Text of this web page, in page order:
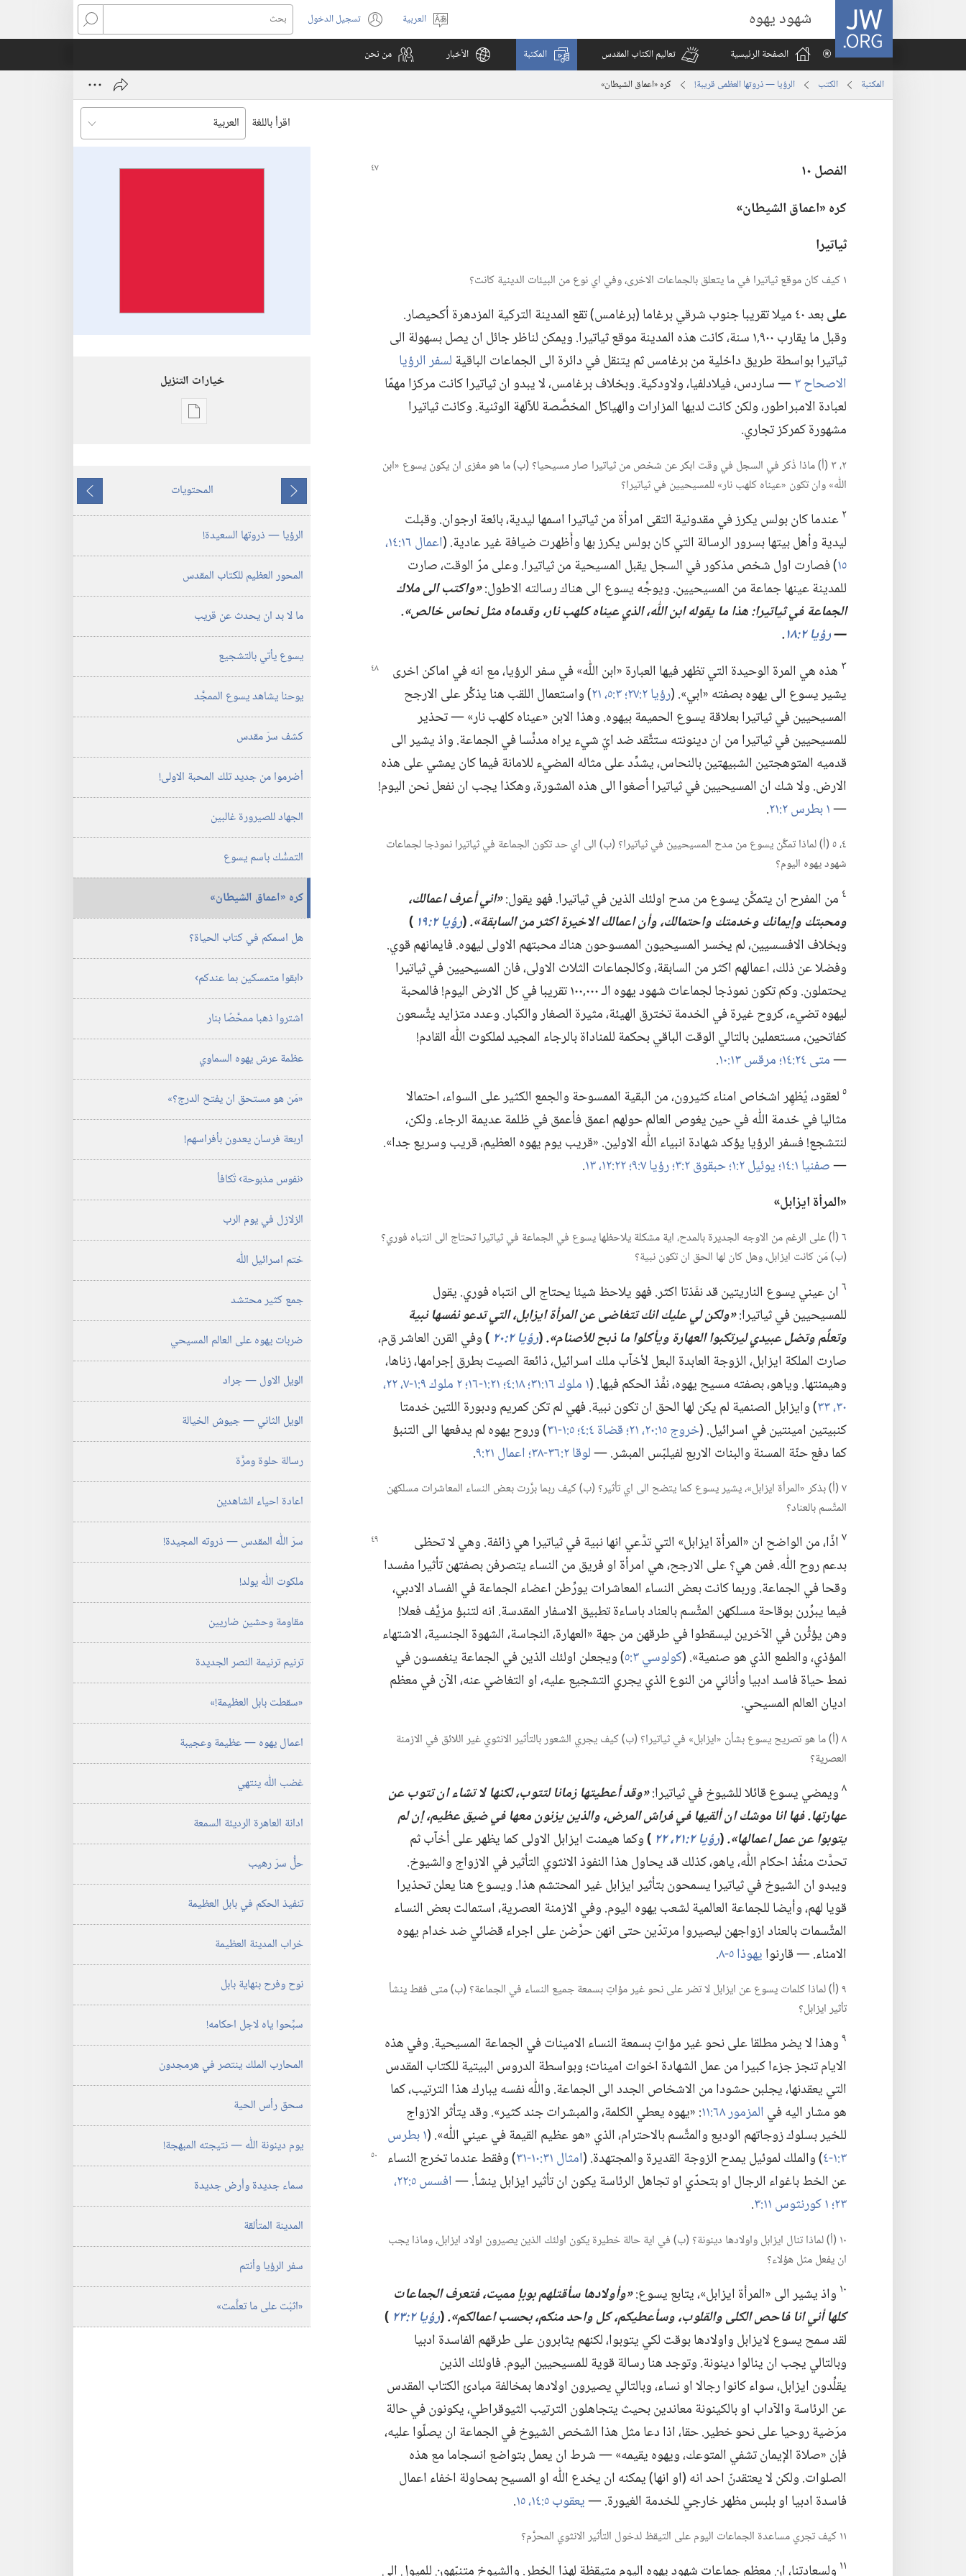
JW.ORG شهود يهوه
اختر
اللغة
العربية تسجيل الدخول
(يفتح
نافذة
بحث
الصفحة الرئيسية
تعاليم الكتاب المقدس المكتبة الأخبار من نحن
المكتبة الكتب الرؤيا — ذروتها العظمى قريبة! كره «اعماق الشيطان»‏
اقرأ باللغة
الفصل ١٠
كره «اعماق الشيطان»‏
ثياتيرا
١ كيف كان موقع ثياتيرا في ما يتعلق بالجماعات الاخرى،‏ وفي اي نوع من البيئات الدينية كانت؟‏
على
بعد ٤٠ ميلا تقريبا جنوب شرقي برغاما (‏برغامس)‏ تقع المدينة التركية المزدهرة أكحيصار.‏
وقبل ما يقارب ٩٠٠
‏,‏ ١ سنة،‏ كانت هذه المدينة موقع ثياتيرا.‏ ويمكن لناظر جائل ان يصل بسهولة الى
ثياتيرا بواسطة طريق داخلية من برغامس ثم يتنقل في دائرة الى الجماعات الباقيةلسفر الرؤيا
الاصحاح ٣ —‏ ساردس،‏ فيلادلفيا،‏ ولاودكية.‏ وبخلاف برغامس،‏ لا يبدو ان ثياتيرا كانت مركزا مهمّا
لعبادة الامبراطور،‏ ولكن كانت لديها المزارات والهياكل المخصَّصة للآلهة الوثنية.‏ وكانت ثياتيرا
مشهورة كمركز تجاري.‏
٢،‏ ٣ (‏أ)‏ ماذا ذُكر في السجل في وقت ابكر عن شخص من ثياتيرا صار مسيحيا؟‏ (‏ب)‏ ما هو مغزى ان يكون يسوع «ابن
اللّٰه» وان تكون «عيناه كلهب نار» للمسيحيين في ثياتيرا؟‏
٢عندما كان بولس يكرز في مقدونية التقى امرأة من ثياتيرا اسمها ليدية،‏ بائعة ارجوان.‏ وقبلت
ليدية وأهل بيتها بسرور الرسالة التي كان بولس يكرز بها وأَظهرت ضيافة غير عادية.‏ (‏
اعمال ١٦:‏​١٤،‏
١٥‏)‏ فصارت اول شخص مذكور في السجل يقبل المسيحية من ثياتيرا.‏ وعلى مرّ الوقت،‏ صارت
للمدينة عينها جماعة من المسيحيين.‏ ويوجِّه يسوع الى هناك رسالته الاطول:‏‏«واكتب الى ملاك
الجماعةفيثياتيرا:‏هذا ما يقوله ابن اللّٰه،‏ الذي عيناه كلهب نار،‏وقدماه مثل نحاس خالص».‏
—‏رؤيا ٢:‏١٨ ‏.‏
٣ هذه هي المرة الوحيدة التي تظهر فيها العبارة‏«ابن اللّٰه» في سفر الرؤيا،‏ مع انه في اماكن اخرى
يشير يسوع الى يهوه بصفته «ابي».‏ (‏رؤيا ٢:‏٢٧؛‏
‏)‏ واستعمال اللقب هنا يذكِّر على الارجح
المسيحيين في ثياتيرا بعلاقة يسوع الحميمة بيهوه.‏ وهذا الابن «عيناه كلهب نار» —‏ تحذير
للمسيحيين في ثياتيرا من ان دينونته ستتَّقد ضد ايّ شيء يراه مدنِّسا في الجماعة.‏ واذ يشير الى
قدميه المتوهجتين الشبيهتين بالنحاس،‏ يشدِّد على مثاله المضيء للامانة فيما كان يمشي على هذه
الارض.‏ ولا شك ان المسيحيين في ثياتيرا أصغوا الى هذه المشورة،‏ وهكذا يجب ان نفعل نحن اليوم!‏
—‏١ بطرس ٢:‏٢١ ‏.‏
٤،‏ ٥ (‏أ)‏ لماذا تمكَّن يسوع من مدح المسيحيين في ثياتيرا؟‏ (‏ب)‏ الى اي حد تكون الجماعة في ثياتيرا نموذجا لجماعات
شهود يهوه اليوم؟‏
٤ من المفرح ان يتمكَّن يسوع من مدح اولئك الذين في ثياتيرا.‏ فهو يقول:‏‏«اني أعرف اعمالك،‏
ومحبتك وإيمانك وخدمتك واحتمالك،‏ وأن اعمالك الاخيرة اكثر من السابقة».‏‏(‏رؤيا ٢:‏١٩
‏)‏
وبخلاف الافسسيين،‏ لم يخسر المسيحيون الممسوحون هناك محبتهم الاولى ليهوه.‏ فايمانهم قوي.‏
وفضلا عن ذلك،‏ اعمالهم اكثر من السابقة،‏ وكالجماعات الثلاث الاولى،‏ فان المسيحيين في ثياتيرا
يحتملون.‏ وكم تكون نموذجا لجماعات شهود يهوه الـ‍ ٠٠٠
‏,‏
١٠٠ تقريبا في كل الارض اليوم!‏ فالمحبة
ليهوه تضيء،‏ كروح غيرة في الخدمة تخترق الهيئة،‏ مثيرة الصغار والكبار.‏ وعدد متزايد يتَّسعون
كفاتحين،‏ مستعملين بالتالي الوقت الباقي بحكمة للمناداة بالرجاء المجيد لملكوت اللّٰه القادم!‏
—‏متى ٢٤:‏١٤؛‏ مرقس ١٣:‏١٠ ‏.‏
٥لعقود،‏ يُظهِر اشخاص امناء كثيرون،‏ من البقية الممسوحة والجمع الكثير على السواء،‏ احتمالا
مثاليا في خدمة اللّٰه في حين يغوص العالم حولهم اعمق فأعمق في ظلمة عديمة الرجاء.‏ ولكن،‏
لنتشجع!‏ فسفر الرؤيا يؤكد شهادة انبياء اللّٰه الاولين.‏ «قريب يوم يهوه العظيم،‏ قريب وسريع جدا».‏
—‏صفنيا ١:‏١٤؛‏ يوئيل ٢:‏١؛‏ حبقوق ٢:‏٣؛‏ رؤيا ٧:‏٩؛‏
‏.‏
‏«المرأة ايزابل»‏
٦ (‏أ)‏ على الرغم من الاوجه الجديرة بالمدح،‏ اية مشكلة يلاحظها يسوع في الجماعة في ثياتيرا تحتاج الى انتباه فوري؟‏
(‏ب)‏ مَن كانت ايزابل،‏ وهل كان لها الحق ان تكون نبية؟‏
٦ان عيني يسوع الناريتين قد نفَذتا اكثر.‏ فهو يلاحظ شيئا يحتاج الى انتباه فوري.‏ يقول
للمسيحيين في ثياتيرا:‏‏«ولكن لي عليك انك تتغاضى عن المرأة ايزابل،‏ التي تدعو نفسها نبية
وتعلِّم وتضل عبيدي ليرتكبوا العهارة ويأكلوا ما ذبح للأصنام».‏‏(‏رؤيا ٢:‏٢٠ ‏)‏وفي القرن العاشر ق‌م،‏
صارت الملكة ايزابل،‏ الزوجة العابدة البعل لأخآب ملك اسرائيل،‏ ذائعة الصيت بطرق إجرامها،‏ زناها،‏
وهيمنتها.‏ وياهو،‏ بصفته مسيح يهوه،‏ نفَّذ الحكم فيها.‏ (‏١ ملوك ١٦:‏٣١؛‏ ١٨:‏٤؛‏
٣٠،‏
‏)‏ وايزابل الصنمية لم يكن لها الحق ان تكون نبية.‏ فهي لم تكن كمريم ودبورة اللتين خدمتا
كنبيتين امينتين في اسرائيل.‏ (‏خروج ١٥:‏​٢٠،‏ ٢١؛‏ قضاة ٤:‏٤؛‏
‏)‏ وروح يهوه لم يدفعها الى التنبؤ
كما دفع حنّة المسنة والبنات الاربع لفيلبّس المبشر.‏ —‏لوقا ٢:‏​٣٦-‏٣٨؛‏ اعمال ٢١:‏٩ ‏.‏
٧ (‏أ)‏ بذكر «المرأة ايزابل»،‏ يشير يسوع كما يتضح الى اي تأثير؟‏ (‏ب)‏ كيف ربما برَّرت بعض النساء المعاشرات مسلكهن
المتَّسم بالعناد؟‏
٧اذًا،‏ من الواضح ان «المرأة ايزابل» التي تدَّعي انها نبية في ثياتيرا هي زائفة.‏ وهي لا تحظى
بدعم روح اللّٰه.‏ فمن هي؟‏ على الارجح،‏ هي امرأة او فريق من النساء يتصرفن بصفتهن تأثيرا مفسدا
وقحا في الجماعة.‏ وربما كانت بعض النساء المعاشرات يورِّطن اعضاء الجماعة في الفساد الادبي،‏
فيما يبرِّرن بوقاحة مسلكهن المتَّسم بالعناد باساءة تطبيق الاسفار المقدسة.‏ انه لتنبؤ مزيَّف فعلا!‏
وهن يؤثِّرن في الآخرين ليسقطوا في طرقهن من جهة «العهارة،‏ النجاسة،‏ الشهوة الجنسية،‏ الاشتهاء
المؤذي،‏ والطمع الذي هو صنمية».‏ (‏كولوسي ٣:‏٥
‏)‏ ويجعلن اولئك الذين في الجماعة ينغمسون في
نمط حياة فاسد ادبيا وأناني من النوع الذي يجري التشجيع عليه،‏ او التغاضي عنه،‏ الآن في معظم
اديان العالم المسيحي.‏
٨ (‏أ)‏ ما هو تصريح يسوع بشأن «ايزابل» في ثياتيرا؟‏ (‏ب)‏ كيف يجري الشعور بالتأثير الانثوي غير اللائق في الازمنة
العصرية؟‏
٨ويمضي يسوع قائلا للشيوخ في ثياتيرا:‏‏«وقد أعطيتها زمانا لتتوب،‏ لكنهالاتشاء ان تتوب عن
عهارتها.‏فها انا موشك ان ألقيهافيفراش المرض،‏ والذين يزنون معهافيضيق عظيم،‏ إن لم
يتوبوا عن عمل اعمالها».‏‏(‏رؤيا ٢:‏​٢١،‏ ٢٢ ‏)‏وكما هيمنت ايزابل الاولى كما يظهر على أخآب ثم
تحدَّت منفِّذ احكام اللّٰه،‏ ياهو،‏ كذلك قد يحاول هذا النفوذ الانثوي التأثير في الازواج والشيوخ.‏
ويبدو ان الشيوخ في ثياتيرا يسمحون بتأثير ايزابل غير المحتشم هذا.‏ ويسوع هنا يعلن تحذيرا
قويا لهم،‏ وأيضا للجماعة العالمية لشعب يهوه اليوم.‏ وفي الازمنة العصرية،‏ استمالت بعض النساء
المتَّسمات بالعناد ازواجهن ليصيروا مرتدّين حتى انهن حرَّضن على اجراء قضائي ضد خدام يهوه
الامناء.‏ —‏ قارنوايهوذا ٥-‏٨ ‏.‏
٩ (‏أ)‏ لماذا كلمات يسوع عن ايزابل لا تضر على نحو غير مؤاتٍ بسمعة جميع النساء في الجماعة؟‏ (‏ب)‏ متى فقط ينشأ
تأثير ايزابل؟‏
٩وهذا لا يضر مطلقا على نحو غير مؤاتٍ بسمعة النساء الامينات في الجماعة المسيحية.‏ وفي هذه
الايام تنجز جزءا كبيرا من عمل الشهادة اخوات امينات؛‏ وبواسطة الدروس البيتية للكتاب المقدس
التي يعقدنها،‏ يجلبن حشودا من الاشخاص الجدد الى الجماعة.‏ واللّٰه نفسه يبارك هذا الترتيب،‏ كما
هو مشار اليه فيالمزمور ٦٨:‏١١
‏:‏ «يهوه يعطي الكلمة،‏ والمبشرات جند كثير».‏ وقد يتأثر الازواج
للخير بسلوك زوجاتهم الوديع والمتَّسم بالاحترام،‏ الذي «هو عظيم القيمة في عيني اللّٰه».‏ (‏ ١ بطرس
٣:‏​١-‏٤
‏)‏ والملك لموئيل يمدح الزوجة القديرةوالمجتهدة.‏ (‏امثال ٣١:‏​١٠-‏٣١
‏)‏ وفقط عندما تخرج النساء
عن الخط باغواء الرجال او بتحدّي او تجاهل الرئاسة يكون ان تأثير ايزابل ينشأ.‏ —‏
افسس ٥:‏​٢٢،‏
٢٣؛‏
‏.‏
١٠ (‏أ)‏ لماذا تنال ايزابل واولادها دينونة؟‏ (‏ب)‏ في اية حالة خطيرة يكون اولئك الذين يصيرون اولاد ايزابل،‏ وماذا يجب
ان يفعل مثل هؤلاء؟‏
١٠ واذ يشير الى «المرأة ايزابل»،‏ يتابع يسوع:‏‏«وأولادها سأقتلهم بوبإ مميت،‏ فتعرف الجماعات
كلها أني انا فاحص الكلى والقلوب،‏ وسأعطيكم،‏ كل واحد منكم،‏ بحسب اعمالكم».‏‏(‏رؤيا ٢:‏٢٣
‏)‏
لقد سمح يسوع لايزابل واولادها بوقت لكي يتوبوا،‏ لكنهم يثابرون على طرقهم الفاسدة ادبيا
وبالتالي يجب ان ينالوا دينونة.‏ وتوجد هنا رسالة قوية للمسيحيين اليوم.‏ فاولئك الذين
يقلِّدون ايزابل،‏ سواء كانوا رجالا او نساء،‏ وبالتالي يصيرون اولادها بمخالفة مبادئ الكتاب المقدس
عن الرئاسة والآداب او بالكينونة معاندين بحيث يتجاهلون الترتيب الثيوقراطي،‏ يكونون في حالة
مرَضية روحيا على نحو خطير.‏ حقا،‏ اذا دعا مثل هذا الشخص الشيوخ في الجماعة ان يصلّوا عليه،‏
فإن «صلاة الإيمان تشفي المتوعك،‏ ويهوه يقيمه» —‏ شرط ان يعمل بتواضع انسجاما مع هذه
الصلوات.‏ ولكن لا يعتقدنّ احد انه (‏او انها)‏ يمكنه ان يخدع اللّٰه او المسيح بمحاولة اخفاء اعمال
فاسدة ادبيا او بلبس مظهر خارجي للخدمة الغيورة.‏ —‏يعقوب ٥:‏​١٤،‏ ١٥ ‏.‏
١١ كيف تجري مساعدة الجماعات اليوم على التيقظ لدخول التأثير الانثوي المحرَّم؟‏
١١
خيارات التنزيل
خيارات
—
ذروتها
قريبة!
ما
يسبق
المحتويات
ما
يلي
الرؤيا —‏ ذروتها السعيدة!‏
المحور العظيم للكتاب المقدس
ما لا بد ان يحدث عن قريب
يسوع يأتي بالتشجيع
يوحنا يشاهد يسوع الممجَّد
كشف سرّ مقدس
أضرموا من جديد تلك المحبة الاولى!‏
الجهاد للصيرورة غالبين
التمسُّك باسم يسوع
كره «اعماق الشيطان»‏
هل اسمكم في كتاب الحياة؟‏
‏‹ابقوا متمسكين بما عندكم›‏
اشتروا ذهبا ممحَّصًا بنار
عظمة عرش يهوه السماوي
‏«مَن هو مستحق ان يفتح الدرج؟‏»‏
اربعة فرسان يعدون بأفراسهم!‏
‏‹نفوس مذبوحة› تُكافأ
الزلازل في يوم الرب
ختم اسرائيل اللّٰه
جمع كثير محتشد
ضربات يهوه على العالم المسيحي
الويل الاول —‏ جراد
الويل الثاني —‏ جيوش الخيالة
رسالة حلوة ومرَّة
اعادة احياء الشاهدين
سرّ اللّٰه المقدس —‏ ذروته المجيدة!‏
ملكوت اللّٰه يولد!‏
مقاومة وحشين ضاريين
ترنيم ترنيمة النصر الجديدة
‏«سقطت بابل العظيمة!‏»‏
اعمال يهوه —‏ عظيمة وعجيبة
غضب اللّٰه ينتهي
ادانة العاهرة الرديئة السمعة
حلُّ سرّ رهيب
تنفيذ الحكم في بابل العظيمة
خراب المدينة العظيمة
نوح وفرح بنهاية بابل
سبِّحوا ياه لاجل احكامه!‏
المحارب الملك ينتصر في هرمجدون
سحق رأس الحية
يوم دينونة اللّٰه —‏ نتيجته المبهجة!‏
سماء جديدة وأرض جديدة
المدينة المتألقة
سفر الرؤيا وأنتم
‏«اثبُت على ما تعلَّمت»‏